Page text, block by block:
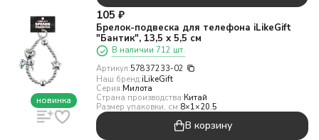
новинка
105 ₽
Брелок-подвеска для телефона iLikeGift
"Бантик", 13,5 х 5,5 см
В наличии 712 шт.
Артикул:57837233-02
Наш бренд:iLikeGift
Серия:Милота
Страна производства:Китай
Размер упаковки, см:8×1×20.5
В корзину